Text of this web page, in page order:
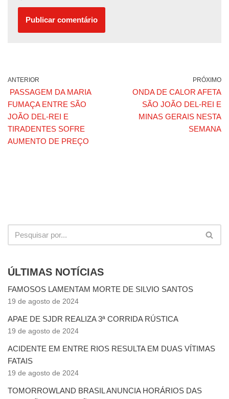
ANTERIOR
PASSAGEM DA MARIA
FUMAÇA ENTRE SÃO
JOÃO DEL-REI E
TIRADENTES SOFRE
AUMENTO DE PREÇO
PRÓXIMO
ONDA DE CALOR AFETA
SÃO JOÃO DEL-REI E
MINAS GERAIS NESTA
SEMANA
ÚLTIMAS NOTÍCIAS
FAMOSOS LAMENTAM MORTE DE SILVIO SANTOS
19 de agosto de 2024
APAE DE SJDR REALIZA 3ª CORRIDA RÚSTICA
19 de agosto de 2024
ACIDENTE EM ENTRE RIOS RESULTA EM DUAS VÍTIMAS
FATAIS
19 de agosto de 2024
TOMORROWLAND BRASIL ANUNCIA HORÁRIOS DAS